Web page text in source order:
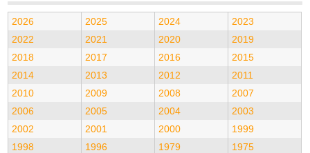
2026 2025 2024
2023
2022
2021 2020
2019
2018
2017 2016
2015
2014
2013 2012
2011
2010
2009 2008
2007
2006
2005 2004
2003
2002
2001 2000
1999
1998
1996 1979
1975